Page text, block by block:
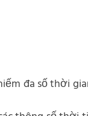
đa số thời